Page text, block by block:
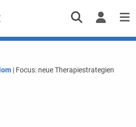
| Focus: neue Therapiestrategien